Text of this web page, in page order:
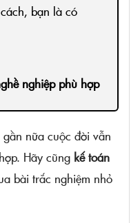
bạn là có
nghiệp phù hợp
nữa cuộc đời vẫn
Hãy cũng kế toán
bài trắc nghiệm nhỏ